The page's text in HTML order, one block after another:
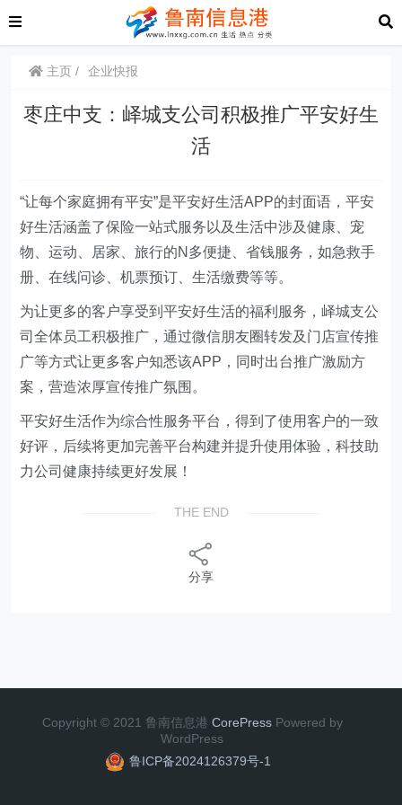
主页 企业快报
枣庄中支：峄城支公司积极推广平安好生
活
“让每个家庭拥有平安”是平安好生活APP的封面语，平安
好生活涵盖了保险一站式服务以及生活中涉及健康、宠
物、运动、居家、旅行的N多便捷、省钱服务，如急救手
册、在线问诊、机票预订、生活缴费等等。
为让更多的客户享受到平安好生活的福利服务，峄城支公
司全体员工积极推广，通过微信朋友圈转发及门店宣传推
广等方式让更多客户知悉该APP，同时出台推广激励方
案，营造浓厚宣传推广氛围。
平安好生活作为综合性服务平台，得到了使用客户的一致
好评，后续将更加完善平台构建并提升使用体验，科技助
力公司健康持续更好发展！
THE END
分享
Copyright © 2021 鲁南信息港 CorePress Powered by
WordPress
鲁ICP备2024126379号-1